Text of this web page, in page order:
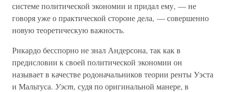
системе политической экономии и придал ему, — не
говоря уже о практической стороне дела, — совершенно
новую теоретическую важность.
Рикардо бесспорно не знал Андерсона, так как в
предисловии к своей политической экономии он
называет в качестве родоначальников теории ренты Уэста
и Мальтуса. Уэст, судя по оригинальной манере, в